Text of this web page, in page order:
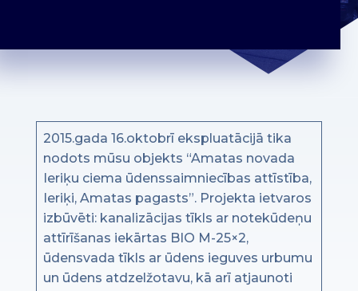
2015.gada 16.oktobrī ekspluatācijā tika
nodots mūsu objekts “Amatas novada
Ieriķu ciema ūdenssaimniecības attīstība,
Ieriķi, Amatas pagasts”. Projekta ietvaros
izbūvēti: kanalizācijas tīkls ar notekūdeņu
attīrīšanas iekārtas BIO M-25×2,
ūdensvada tīkls ar ūdens ieguves urbumu
un ūdens atdzelžotavu, kā arī atjaunoti